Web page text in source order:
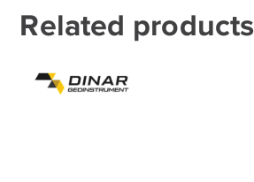
Related products